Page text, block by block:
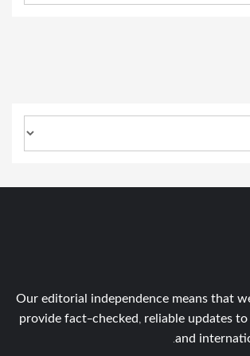
Our editorial independence means that
provide fact-checked, reliable updates
and